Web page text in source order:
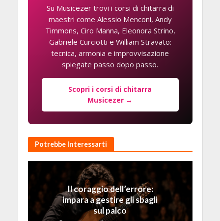
Su Musicezer trovi i corsi di chitarra di
maestri come Alessio Menconi, Andy
Timmons, Ciro Manna, Eleonora Strino,
Gabriele Curciotti e William Stravato:
tecnica, armonia e improvvisazione
spiegate passo dopo passo.
Scopri i corsi di chitarra
Musicezer →
Potrebbe Interessarti
Il coraggio dell’errore:
impara a gestire gli sbagli
sul palco